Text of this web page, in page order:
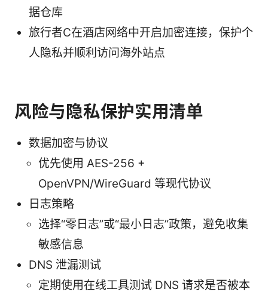
据仓库
旅行者C在酒店网络中开启加密连接，保护个
人隐私并顺利访问海外站点
风险与隐私保护实用清单
数据加密与协议
优先使用 AES-256 +
OpenVPN/WireGuard 等现代协议
日志策略
选择“零日志”或“最小日志”政策，避免收集
敏感信息
DNS 泄漏测试
定期使用在线工具测试 DNS 请求是否被本